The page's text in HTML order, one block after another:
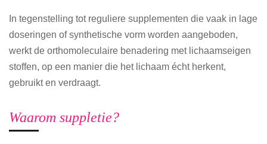
In tegenstelling tot reguliere supplementen die vaak in lage
doseringen of synthetische vorm worden aangeboden,
werkt de orthomoleculaire benadering met lichaamseigen
stoffen, op een manier die het lichaam écht herkent,
gebruikt en verdraagt.
Waarom suppletie?